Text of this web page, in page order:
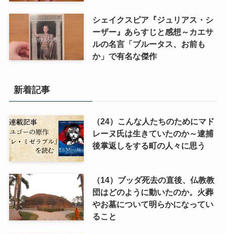
シェイクスピア『ジュリアス・シ
ーザー』あらすじと感想～カエサ
ルの名言「ブルータス、お前も
か」で有名な傑作
新着記事
（24）こんな人たちのためにマド
レーヌ氏は生きていたのか～逮捕
後掌返しをする町の人々に思う
（14）ブッダ死去の直後、仏教教
団はどのように動いたのか。火葬
やお墓について明らかになってい
ること